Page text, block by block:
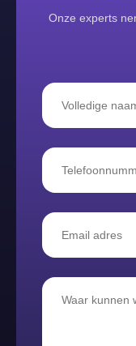
Onze experts